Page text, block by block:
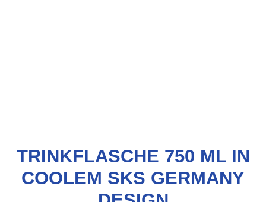
TRINKFLASCHE 750 ML IN
COOLEM SKS GERMANY